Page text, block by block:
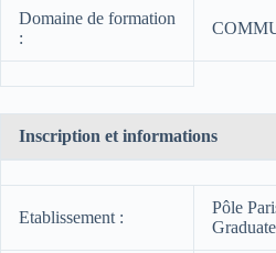
Domaine de formation
:
Inscription et informations
Etablissement :
Pôle